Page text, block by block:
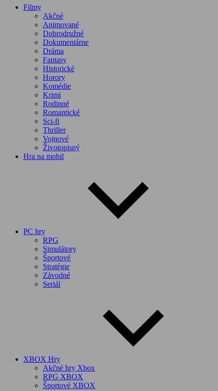
Filmy
Akčné
Animované
Dobrodružné
Dokumentárne
Dráma
Fantasy
Historické
Horory
Komédie
Krimi
Rodinné
Romantické
Sci-fi
Thriller
Vojnové
Životopisný
Hra na mobil
PC hry
RPG
Simulátory
Športové
Stratégie
Závodné
Seriál
XBOX Hry
Akčné hry Xbox
RPG XBOX
Športové XBOX